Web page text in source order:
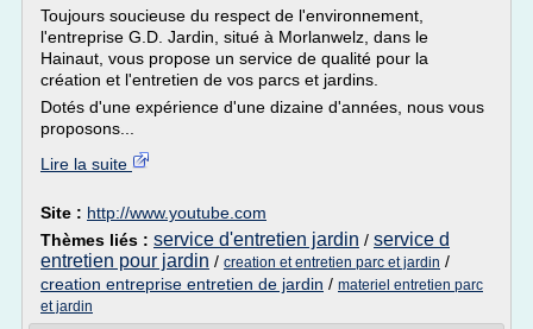
Toujours soucieuse du respect de l'environnement,
l'entreprise G.D. Jardin, situé à Morlanwelz, dans le
Hainaut, vous propose un service de qualité pour la
création et l'entretien de vos parcs et jardins.
Dotés d'une expérience d'une dizaine d'années, nous vous
proposons...
Lire la suite
Site : http://www.youtube.com
Thèmes liés : service d'entretien jardin / service d
entretien pour jardin / creation et entretien parc et jardin /
creation entreprise entretien de jardin / materiel entretien parc
et jardin